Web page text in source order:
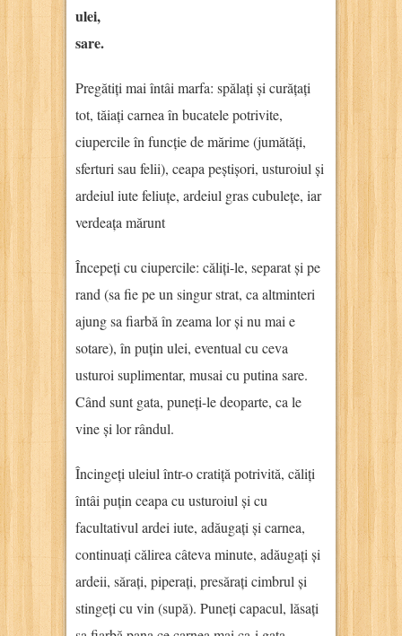
ulei,
sare.
Pregătiți mai întâi marfa: spălați și curățați
tot, tăiați carnea în bucatele potrivite,
ciupercile în funcție de mărime (jumătăți,
sferturi sau felii), ceapa peștișori, usturoiul și
ardeiul iute feliuțe, ardeiul gras cubulețe, iar
verdeața mărunt
Începeți cu ciupercile: căliți-le, separat și pe
rand (sa fie pe un singur strat, ca altminteri
ajung sa fiarbă în zeama lor și nu mai e
sotare), în puțin ulei, eventual cu ceva
usturoi suplimentar, musai cu putina sare.
Când sunt gata, puneți-le deoparte, ca le
vine și lor rândul.
Încingeți uleiul într-o cratiță potrivită, căliți
întâi puțin ceapa cu usturoiul și cu
facultativul ardei iute, adăugați și carnea,
continuați călirea câteva minute, adăugați și
ardeii, sărați, piperați, presărați cimbrul și
stingeți cu vin (supă). Puneți capacul, lăsați